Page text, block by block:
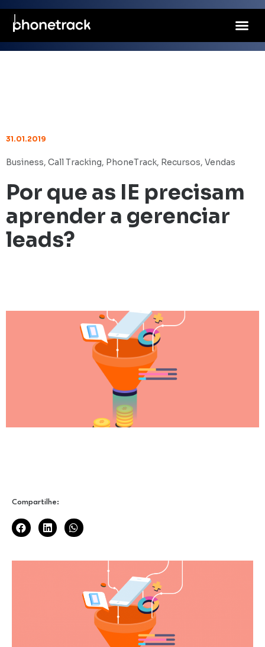
31.01.2019
Business, Call Tracking, PhoneTrack, Recursos, Vendas
Por que as IE precisam
aprender a gerenciar
leads?
Compartilhe: